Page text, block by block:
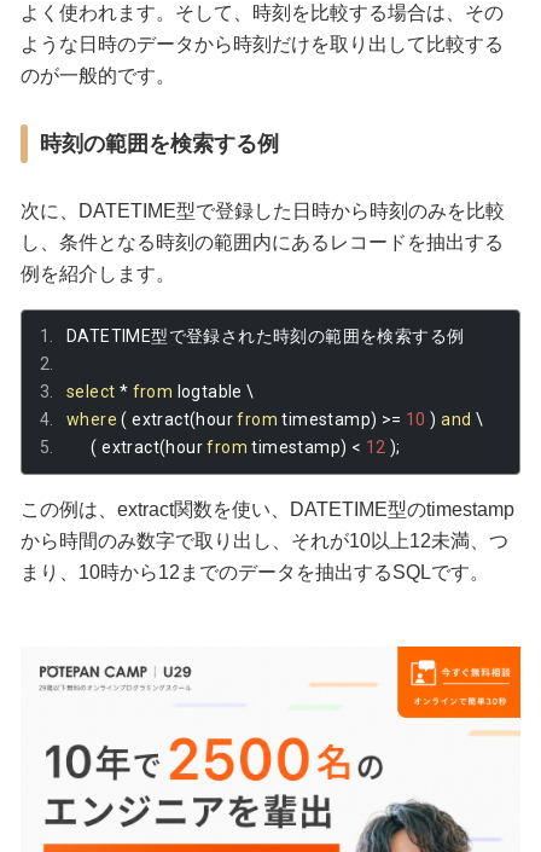
よく使われます。そして、時刻を比較する場合は、その
ような日時のデータから時刻だけを取り出して比較する
のが一般的です。
時刻の範囲を検索する例
次に、DATETIME型で登録した日時から時刻のみを比較
し、条件となる時刻の範囲内にあるレコードを抽出する
例を紹介します。
DATETIME型で登録された時刻の範囲を検索する例
select * from logtable \
where ( extract(hour from timestamp) >= 10 ) and \
( extract(hour from timestamp) < 12 );
この例は、extract関数を使い、DATETIME型のtimestamp
から時間のみ数字で取り出し、それが10以上12未満、つ
まり、10時から12までのデータを抽出するSQLです。